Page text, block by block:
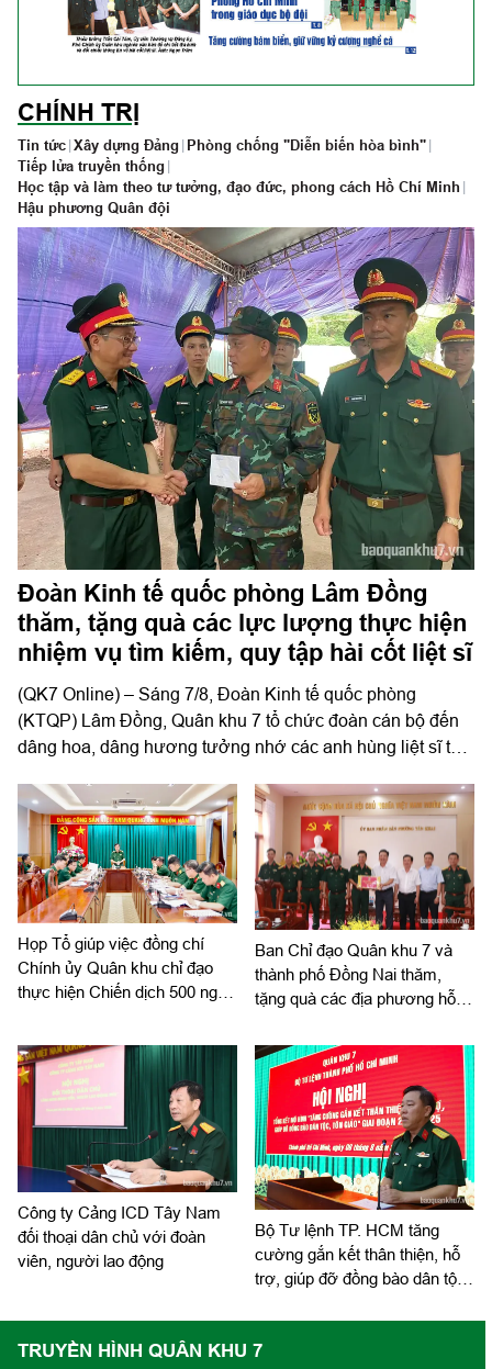
CHÍNH TRỊ
Tin tức|Xây dựng Đảng| Phòng chống "Diễn biến hòa bình"|
Tiếp lửa truyền thống|
Học tập và làm theo tư tưởng, đạo đức, phong cách Hồ Chí Minh |
Hậu phương Quân đội
Đoàn Kinh tế quốc phòng Lâm Đồng
thăm, tặng quà các lực lượng thực hiện
nhiệm vụ tìm kiếm, quy tập hài cốt liệt sĩ
(QK7 Online) – Sáng 7/8, Đoàn Kinh tế quốc phòng
(KTQP) Lâm Đồng, Quân khu 7 tổ chức đoàn cán bộ đến
dâng hoa, dâng hương tưởng nhớ các anh hùng liệt sĩ tại
Minh Đức, thành phố Đồng Nai do Thượng tá Đinh Nho
Hùng, Đoàn trưởng Đoàn KTQP Lâm Đồng làm trưởng
đoàn.
Họp Tổ giúp việc đồng chí
Chính ủy Quân khu chỉ đạo
thực hiện Chiến dịch 500 ngày
Ban Chỉ đạo Quân khu 7 và
thành phố Đồng Nai thăm,
tặng quà các địa phương hỗ
liệt sĩ
Công ty Cảng ICD Tây Nam
đối thoại dân chủ với đoàn
viên, người lao động
Bộ Tư lệnh TP. HCM tăng
cường gắn kết thân thiện, hỗ
trợ, giúp đỡ đồng bào dân tộc,
TRUYỀN HÌNH QUÂN KHU 7